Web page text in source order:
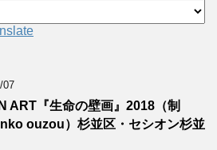
07
ART『生命の壁画』2018（制
ouzou）杉並区・セシオン杉並